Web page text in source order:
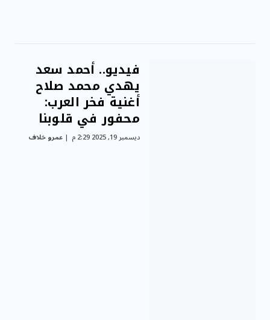
فيديو.. أحمد سعد
يهدي محمد صلاح
أغنية فخر العرب:
محفور في قلوبنا
ديسمبر 19, 2025 2:29 م عمرو خلاف